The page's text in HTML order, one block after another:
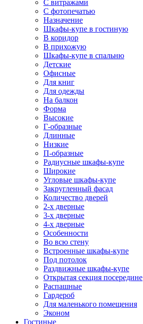
С витражами
С фотопечатью
Назначение
Шкафы-купе в гостиную
В коридор
В прихожую
Шкафы-купе в спальню
Детские
Офисные
Для книг
Для одежды
На балкон
Форма
Высокие
Г-образные
Длинные
Низкие
П-образные
Радиусные шкафы-купе
Широкие
Угловые шкафы-купе
Закругленный фасад
Количество дверей
2-х дверные
3-х дверные
4-х дверные
Особенности
Во всю стену
Встроенные шкафы-купе
Под потолок
Раздвижные шкафы-купе
Открытая секция посередине
Распашные
Гардероб
Для маленького помещения
Эконом
Гостиные